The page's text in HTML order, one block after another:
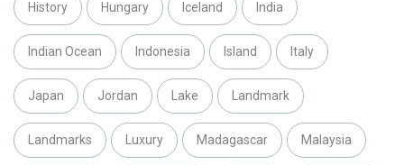
History Hungary Iceland India
Indian Ocean Indonesia Island Italy
Japan Jordan Lake Landmark
Landmarks Luxury Madagascar Malaysia